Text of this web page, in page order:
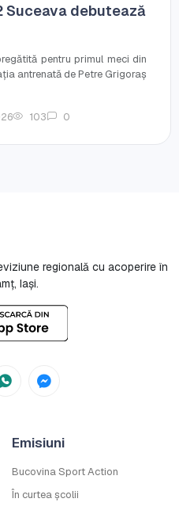
Suceava debutează
pentru primul meci din
antrenată de Petre Grigoraș
103 0
regională cu acoperire în
Iași.
Emisiuni
Bucovina Sport Action
În curtea școlii